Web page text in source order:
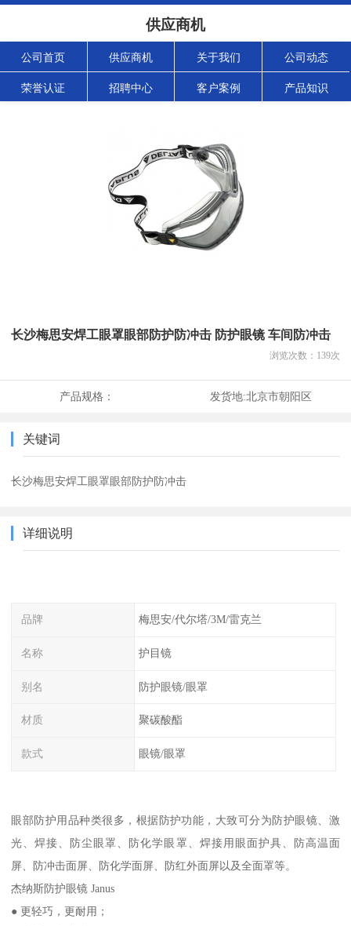
供应商机
公司首页 供应商机 关于我们 公司动态
荣誉认证 招聘中心 客户案例 产品知识
长沙梅思安焊工眼罩眼部防护防冲击 防护眼镜 车间防冲击
浏览次数： 139次
产品规格： 发货地:北京市朝阳区
关键词
长沙梅思安焊工眼罩眼部防护防冲击
详细说明
品牌 梅思安/代尔塔/3M/雷克兰
名称 护目镜
别名 防护眼镜/眼罩
材质 聚碳酸酯
款式 眼镜/眼罩
眼部防护用品种类很多，根据防护功能，大致可分为防护眼镜、激
光、焊接、防尘眼罩、防化学眼罩、焊接用眼面护具、防高温面
屏、防冲击面屏、防化学面屏、防红外面屏以及全面罩等。
杰纳斯防护眼镜 Janus
● 更轻巧，更耐用；